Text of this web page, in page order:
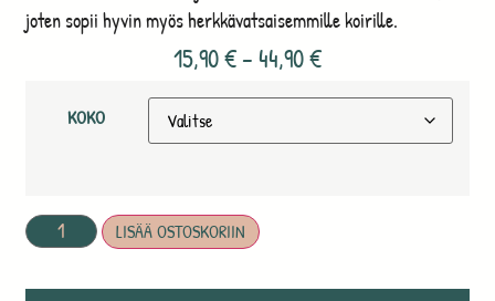
joten sopii hyvin myös herkkävatsaisemmille koirille.
15,90€–44,90€
KOKO
LISÄÄ OSTOSKORIIN